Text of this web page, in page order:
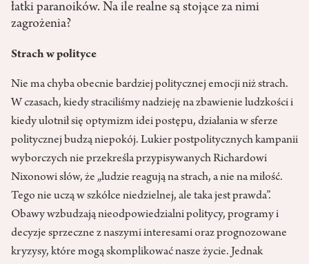
łatki paranoików. Na ile realne są stojące za nimi
zagrożenia?
Strach w polityce
Nie ma chyba obecnie bardziej politycznej emocji niż strach.
W czasach, kiedy straciliśmy nadzieję na zbawienie ludzkości i
kiedy ulotnił się optymizm idei postępu, działania w sferze
politycznej budzą niepokój. Lukier postpolitycznych kampanii
wyborczych nie przekreśla przypisywanych Richardowi
Nixonowi słów, że „ludzie reagują na strach, a nie na miłość.
Tego nie uczą w szkółce niedzielnej, ale taka jest prawda”.
Obawy wzbudzają nieodpowiedzialni politycy, programy i
decyzje sprzeczne z naszymi interesami oraz prognozowane
kryzysy, które mogą skomplikować nasze życie. Jednak